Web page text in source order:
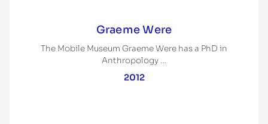
Graeme Were
The Mobile Museum Graeme Were has a PhD in
Anthropology …
2012